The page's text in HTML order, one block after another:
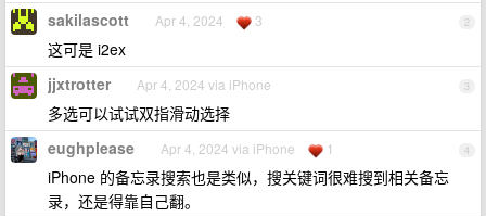
2
sakilascott Apr 4, 2024 3
这可是 i2ex
3
jjxtrotter Apr 4, 2024 via iPhone
多选可以试试双指滑动选择
4
eughplease Apr 4, 2024 via iPhone 1
iPhone 的备忘录搜索也是类似，搜关键词很难搜到相关备忘
录，还是得靠自己翻。